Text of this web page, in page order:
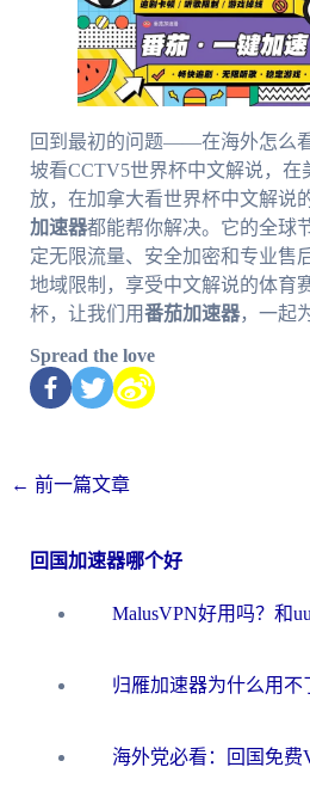
回到最初的问题——在海外怎么
坡看CCTV5世界杯中文解说，在
放，在加拿大看世界杯中文解说
加速器都能帮你解决。它的全球
定无限流量、安全加密和专业售
地域限制，享受中文解说的体育
杯，让我们用番茄加速器，一起
Spread the love
← 前一篇文章
回国加速器哪个好